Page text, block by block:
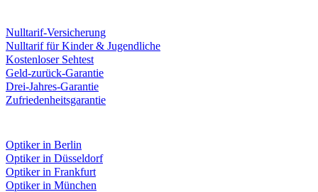
Nulltarif-Versicherung
Nulltarif für Kinder & Jugendliche
Kostenloser Sehtest
Geld-zurück-Garantie
Drei-Jahres-Garantie
Zufriedenheitsgarantie
Optiker in Berlin
Optiker in Düsseldorf
Optiker in Frankfurt
Optiker in München